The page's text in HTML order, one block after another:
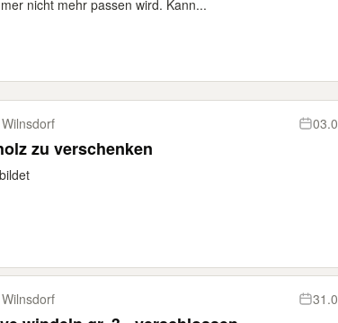
nicht mehr passen wird. Kann...
zu verschenken